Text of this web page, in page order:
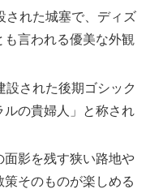
された城塞で、ディズ
言われる優美な外観
設された後期ゴシック
の貴婦人」と称され
面影を残す狭い路地や
そのものが楽しめる